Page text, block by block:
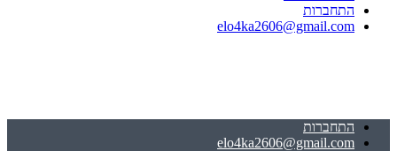
התחברות
elo4ka2606@gmail.com
התחברות
elo4ka2606@gmail.com